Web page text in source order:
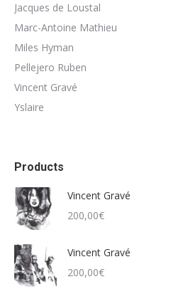
Jacques de Loustal
Marc-Antoine Mathieu
Miles Hyman
Pellejero Ruben
Vincent Gravé
Yslaire
Products
Vincent Gravé
200,00€
Vincent Gravé
200,00€